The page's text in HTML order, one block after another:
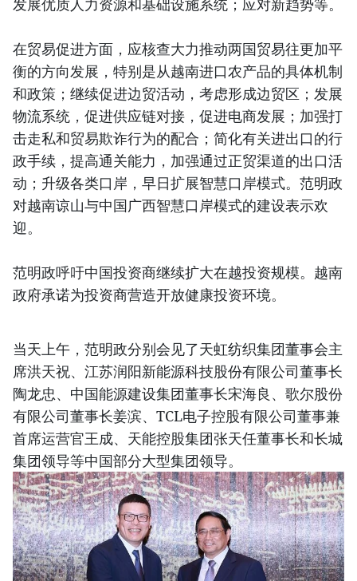
发展优质人力资源和基础设施系统；应对新趋势等。
在贸易促进方面，应核查大力推动两国贸易往更加平
衡的方向发展，特别是从越南进口农产品的具体机制
和政策；继续促进边贸活动，考虑形成边贸区；发展
物流系统，促进供应链对接，促进电商发展；加强打
击走私和贸易欺诈行为的配合；简化有关进出口的行
政手续，提高通关能力，加强通过正贸渠道的出口活
动；升级各类口岸，早日扩展智慧口岸模式。范明政
对越南谅山与中国广西智慧口岸模式的建设表示欢
迎。
范明政呼吁中国投资商继续扩大在越投资规模。越南
政府承诺为投资商营造开放健康投资环境。
当天上午，范明政分别会见了天虹纺织集团董事会主
席洪天祝、江苏润阳新能源科技股份有限公司董事长
陶龙忠、中国能源建设集团董事长宋海良、歌尔股份
有限公司董事长姜滨、TCL电子控股有限公司董事兼
首席运营官王成、天能控股集团张天任董事长和长城
集团领导等中国部分大型集团领导。